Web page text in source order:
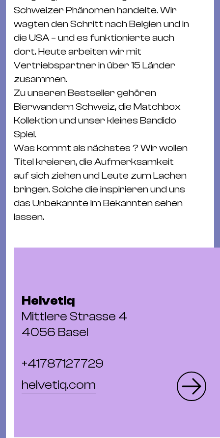
Schweizer Phänomen handelte. Wir
wagten den Schritt nach Belgien und in
die USA – und es funktionierte auch
dort. Heute arbeiten wir mit
Vertriebspartner in über 15 Länder
zusammen.
Zu unseren Bestseller gehören
Bierwandern Schweiz, die Matchbox
Kollektion und unser kleines Bandido
Spiel.
Was kommt als nächstes ? Wir wollen
Titel kreieren, die Aufmerksamkeit
auf sich ziehen und Leute zum Lachen
bringen. Solche die inspirieren und uns
das Unbekannte im Bekannten sehen
lassen.
Helvetiq
Mittlere Strasse 4
4056 Basel
+41787127729
helvetiq.com